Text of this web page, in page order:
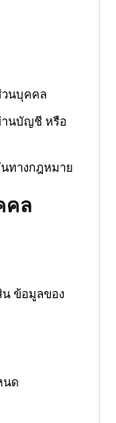
นบุคคล
นบัญชี หรือ
ทางกฎหมาย
คล
ข้อมูลของ
นด